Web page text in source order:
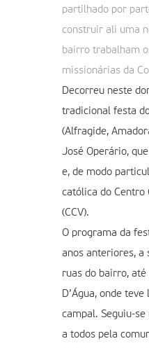
partilhado por
construir ali uma
bairro trabalham
missionárias da
Decorreu neste
tradicional festa
(Alfragide,
José Operário,
e, de modo
católica do Centro
(CCV).
O programa da
anos anteriores, a
ruas do bairro,
D’Água, onde
campal. Seguiu-
a todos pela